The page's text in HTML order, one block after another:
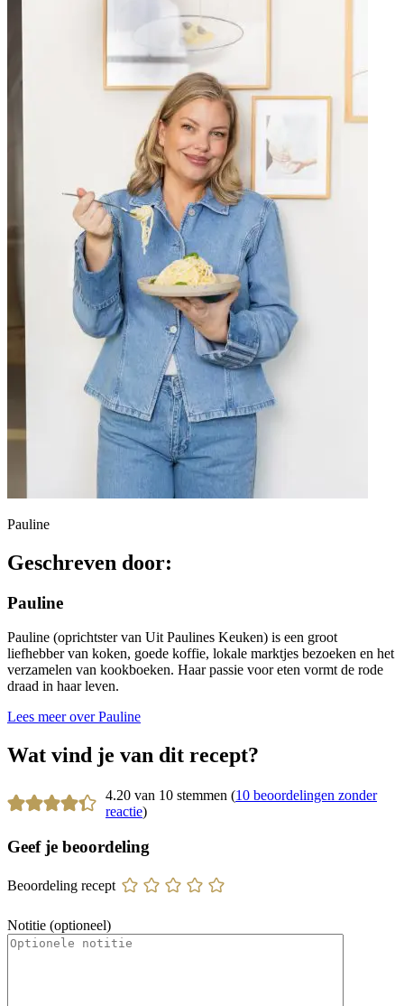
Pauline
Geschreven door:
Pauline
Pauline (oprichtster van Uit Paulines Keuken) is een groot
liefhebber van koken, goede koffie, lokale marktjes bezoeken en het
verzamelen van kookboeken. Haar passie voor eten vormt de rode
draad in haar leven.
Lees meer over Pauline
Wat vind je van dit recept?
4.20 van 10 stemmen (10 beoordelingen zonder
reactie)
Geef je beoordeling
Beoordeling recept
Notitie (optioneel)